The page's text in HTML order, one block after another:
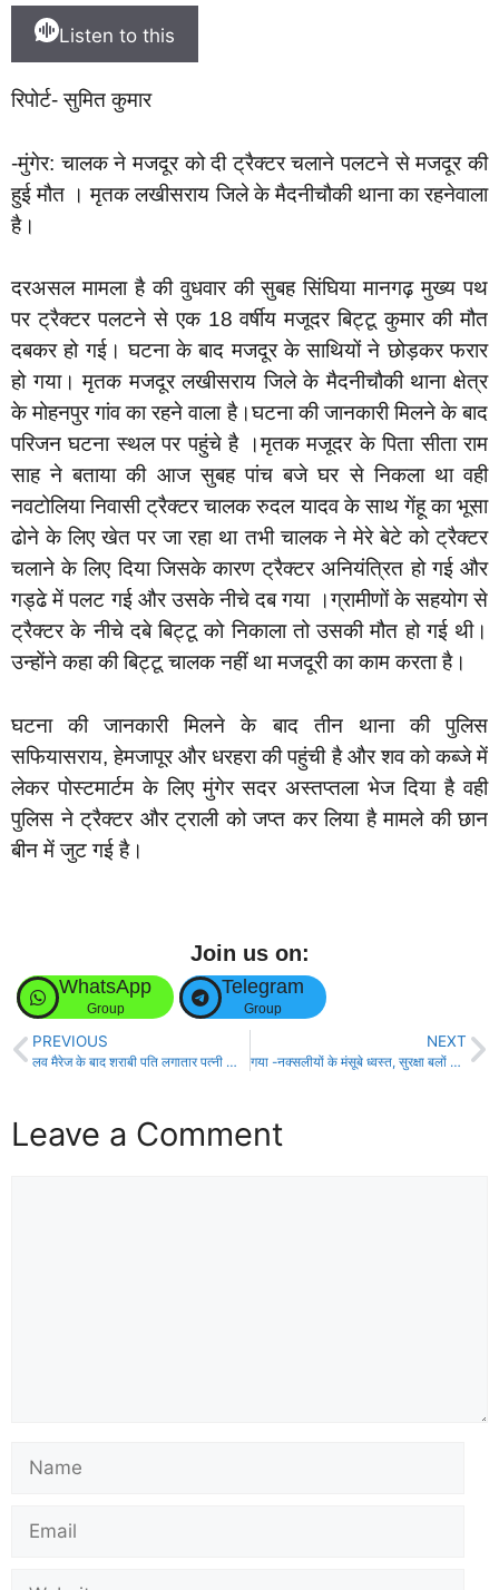
Listen to this
रिपोर्ट- सुमित कुमार
-मुंगेर: चालक ने मजदूर को दी ट्रैक्टर चलाने पलटने से मजदूर की
हुई मौत । मृतक लखीसराय जिले के मैदनीचौकी थाना का रहनेवाला
है।
दरअसल मामला है की वुधवार की सुबह सिंघिया मानगढ़ मुख्य पथ
पर ट्रैक्टर पलटने से एक 18 वर्षीय मजूदर बिट्टू कुमार की मौत
दबकर हो गई। घटना के बाद मजदूर के साथियों ने छोड़कर फरार
हो गया। मृतक मजदूर लखीसराय जिले के मैदनीचौकी थाना क्षेत्र
के मोहनपुर गांव का रहने वाला है।घटना की जानकारी मिलने के बाद
परिजन घटना स्थल पर पहुंचे है ।मृतक मजूदर के पिता सीता राम
साह ने बताया की आज सुबह पांच बजे घर से निकला था वही
नवटोलिया निवासी ट्रैक्टर चालक रुदल यादव के साथ गेंहू का भूसा
ढोने के लिए खेत पर जा रहा था तभी चालक ने मेरे बेटे को ट्रैक्टर
चलाने के लिए दिया जिसके कारण ट्रैक्टर अनियंत्रित हो गई और
गड्ढे में पलट गई और उसके नीचे दब गया ।ग्रामीणों के सहयोग से
ट्रैक्टर के नीचे दबे बिट्टू को निकाला तो उसकी मौत हो गई थी।
उन्होंने कहा की बिट्टू चालक नहीं था मजदूरी का काम करता है।
घटना की जानकारी मिलने के बाद तीन थाना की पुलिस
सफियासराय, हेमजापूर और धरहरा की पहुंची है और शव को कब्जे में
लेकर पोस्टमार्टम के लिए मुंगेर सदर अस्तप्तला भेज दिया है वही
पुलिस ने ट्रैक्टर और ट्राली को जप्त कर लिया है मामले की छान
बीन में जुट गई है।
Join us on:
WhatsApp
Group
Telegram
Group
PREVIOUS
लव मैरेज के बाद शराबी पति लगातार पत्नी की करता था पिटाई, ससुराल वालों ने की पीट पीट कर हत्या!
NEXT
गया -नक्सलीयों के मंसूबे ध्वस्त, सुरक्षा बलों ने डिफ्यूज किया दो IED बम!
Leave a Comment